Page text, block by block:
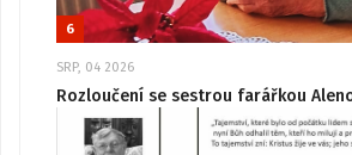
6
SRP, 04 2026
Rozloučení se sestrou farářkou